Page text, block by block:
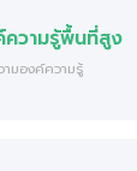
ความรู้พื้นที่สูง
มองค์ความรู้